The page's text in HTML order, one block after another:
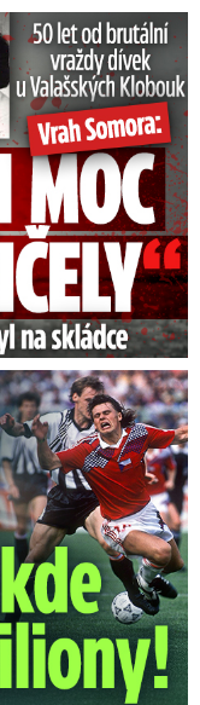
ukryl na skládce
dluží miliony!